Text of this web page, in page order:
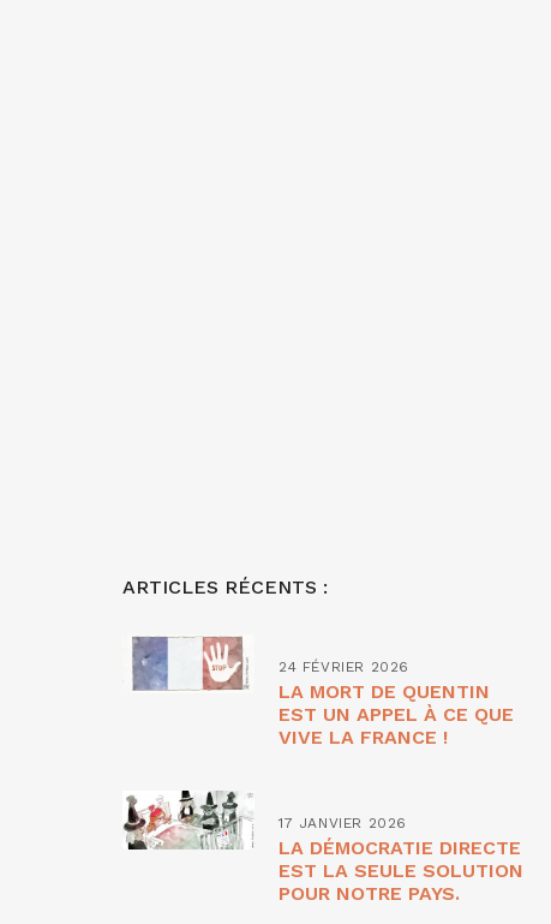
ARTICLES RÉCENTS :
24 FÉVRIER 2026
LA MORT DE QUENTIN
EST UN APPEL À CE QUE
VIVE LA FRANCE !
17 JANVIER 2026
LA DÉMOCRATIE DIRECTE
EST LA SEULE SOLUTION
POUR NOTRE PAYS.